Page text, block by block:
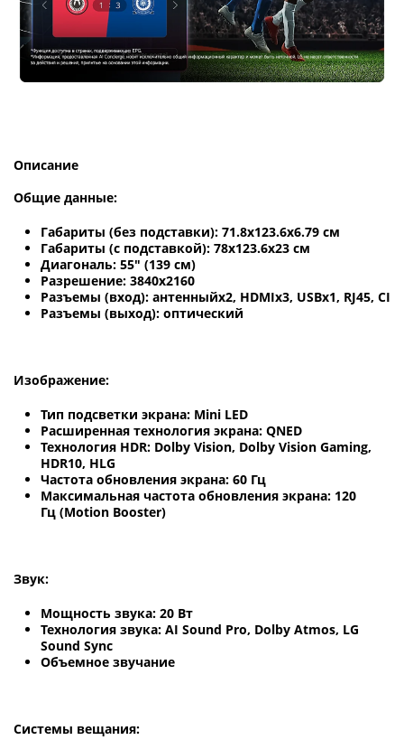
Описание
Общие данные:
Габариты (без подставки): 71.8х123.6х6.79 см
Габариты (с подставкой): 78х123.6х23 см
Диагональ: 55" (139 см)
Разрешение: 3840x2160
Разъемы (вход): антенныйx2, HDMIx3, USBх1, RJ45, CI
Разъемы (выход): оптический
Изображение:
Тип подсветки экрана: Mini LED
Расширенная технология экрана: QNED
Технология HDR: Dolby Vision, Dolby Vision Gaming,
HDR10, HLG
Частота обновления экрана: 60 Гц
Максимальная частота обновления экрана: 120
Гц (Motion Booster)
Звук:
Мощность звука: 20 Вт
Технология звука: AI Sound Pro, Dolby Atmos, LG
Sound Sync
Объемное звучание
Системы вещания: